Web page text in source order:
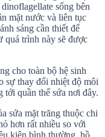
sống bên
mặt nước và liên tục
sáng cần thiết để
trình này sẽ được
cho toàn bộ hệ sinh
sự thay đổi nhiệt độ môi
tới quần thể sứa nơi đây.
sứa mặt trăng thuộc chi
hơn rất nhiều so với
kiện bình thường, hồ